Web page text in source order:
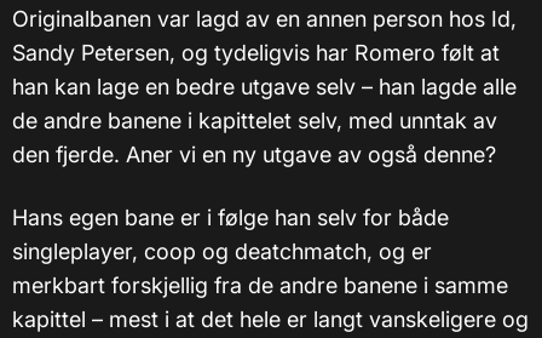
Originalbanen var lagd av en annen person hos Id,
Sandy Petersen, og tydeligvis har Romero følt at
han kan lage en bedre utgave selv – han lagde alle
de andre banene i kapittelet selv, med unntak av
den fjerde. Aner vi en ny utgave av også denne?
Hans egen bane er i følge han selv for både
singleplayer, coop og deatchmatch, og er
merkbart forskjellig fra de andre banene i samme
kapittel – mest i at det hele er langt vanskeligere og